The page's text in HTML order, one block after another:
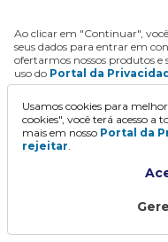
Ao clicar em "Continuar",
seus dados para entrar em
ofertarmos nossos produtos e
uso do Portal da
Usamos cookies para
cookies", você terá acesso a
mais em nosso Portal da
rejeitar.